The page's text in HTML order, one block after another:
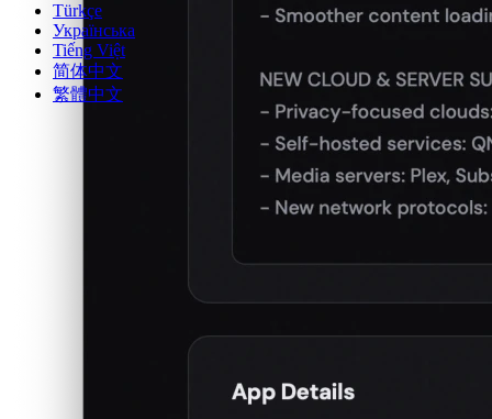
Türkçe
Українська
Tiếng Việt
简体中文
繁體中文